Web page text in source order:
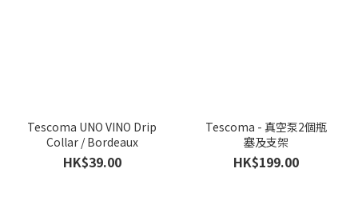
Tescoma UNO VINO Drip
Collar / Bordeaux
HK$39.00
Tescoma - 真空泵2個瓶
塞及支架
HK$199.00